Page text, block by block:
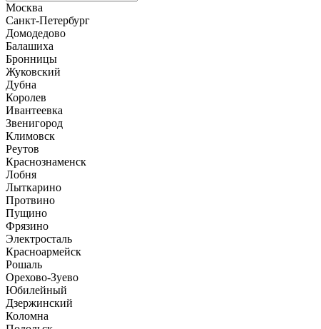
Москва
Санкт-Петербург
Домодедово
Балашиха
Бронницы
Жуковский
Дубна
Королев
Ивантеевка
Звенигород
Климовск
Реутов
Краснознаменск
Лобня
Лыткарино
Протвино
Пущино
Фрязино
Электросталь
Красноармейск
Рошаль
Орехово-Зуево
Юбилейный
Дзержинский
Коломна